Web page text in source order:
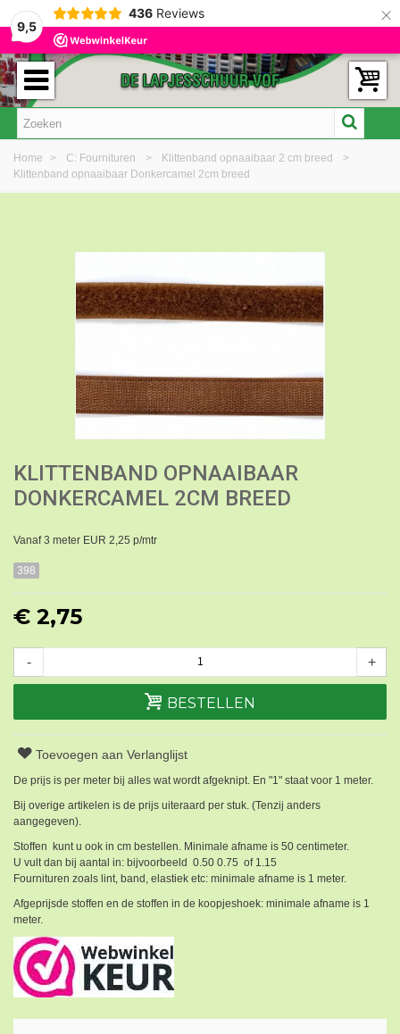
9,5
436 Reviews ×
Home > C: Fournituren > Klittenband opnaaibaar 2 cm breed
>
Klittenband opnaaibaar Donkercamel 2cm breed
KLITTENBAND OPNAAIBAAR
DONKERCAMEL 2CM BREED
Vanaf 3 meter EUR 2,25 p/mtr
398
€ 2,75
- +
BESTELLEN
Toevoegen aan Verlanglijst
De prijs is per meter bij alles wat wordt afgeknipt. En "1" staat voor 1 meter.
Bij overige artikelen is de prijs uiteraard per stuk. (Tenzij anders
aangegeven).
Stoffen kunt u ook in cm bestellen. Minimale afname is 50 centimeter.
U vult dan bij aantal in: bijvoorbeeld 0.50 0.75 of 1.15
Fournituren zoals lint, band, elastiek etc: minimale afname is 1 meter.
Afgeprijsde stoffen en de stoffen in de koopjeshoek: minimale afname is 1
meter.